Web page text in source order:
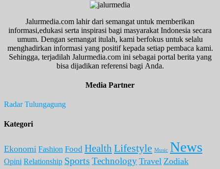
Jalurmedia.com lahir dari semangat untuk memberikan
informasi,edukasi serta inspirasi bagi masyarakat Indonesia secara
umum. Dengan semangat itulah, kami berfokus untuk selalu
menghadirkan informasi yang positif kepada setiap pembaca kami.
Sehingga, terjadilah Jalurmedia.com ini sebagai portal berita yang
bisa dijadikan referensi bagi Anda.
Media Partner
Radar Tulungagung
Kategori
Ekonomi Fashion Food Health Lifestyle Music News
Opini Relationship Sports Technology Travel Zodiak